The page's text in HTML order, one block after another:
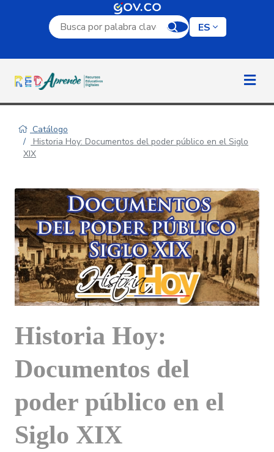
Campo de búsqueda por palabra clave
ES
Catálogo
Historia Hoy: Documentos del poder público en el Siglo
XIX
Historia Hoy:
Documentos del
poder público en el
Siglo XIX